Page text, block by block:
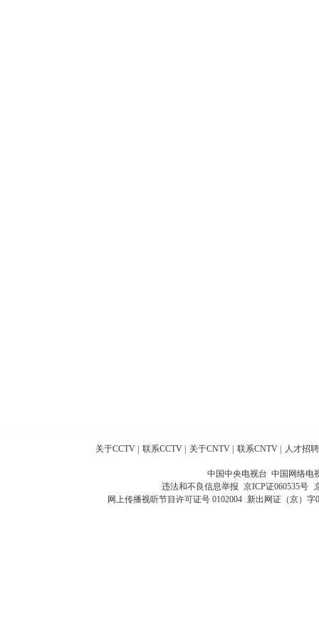
关于CCTV 联系CCTV 关于CNTV 联系CNTV 人才招聘
中国中央电视台 中国网络电
违法和不良信息举报 京ICP证060535号
网上传播视听节目许可证号 0102004 新出网证（京）